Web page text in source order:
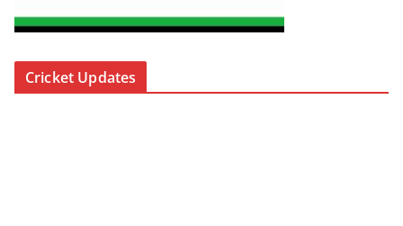
Cricket Updates